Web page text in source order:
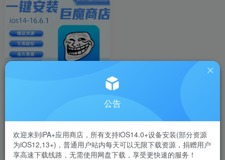
魔(TrollStore)
限时3元极速安装
￥ 3
公告
欢迎来到iPA+应用商店，所有支持iOS14.0+设备安装(部分资源
为iOS12,13+)，普通用户站内每天可以无限下载资源，捐赠用户
享高速下载线路，无需使用网盘下载，享受更快速的服务！